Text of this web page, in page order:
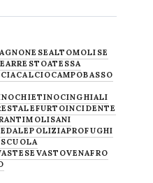
AGNONESEALTOMOLISE
ARRESTOATESSA
CALCIOCAMPOBASSO
CHIETINOCINGHIALI
FURTOINCIDENTE
MOLISANI
POLIZIAPROFUGHI
SCUOLA
VASTOVENAFRO